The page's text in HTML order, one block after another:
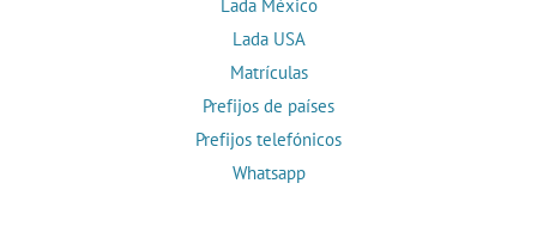
Lada México
Lada USA
Matrículas
Prefijos de países
Prefijos telefónicos
Whatsapp